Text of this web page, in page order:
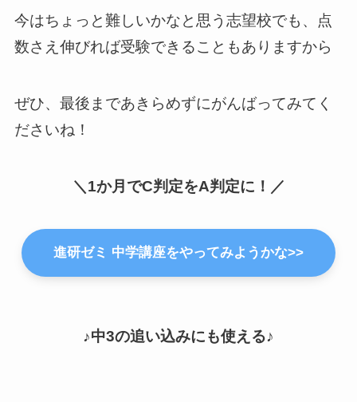
今はちょっと難しいかなと思う志望校でも、点
数さえ伸びれば受験できることもありますから
ぜひ、最後まであきらめずにがんばってみてく
ださいね！
＼1か月でC判定をA判定に！／
進研ゼミ 中学講座をやってみようかな>>
♪中3の追い込みにも使える♪